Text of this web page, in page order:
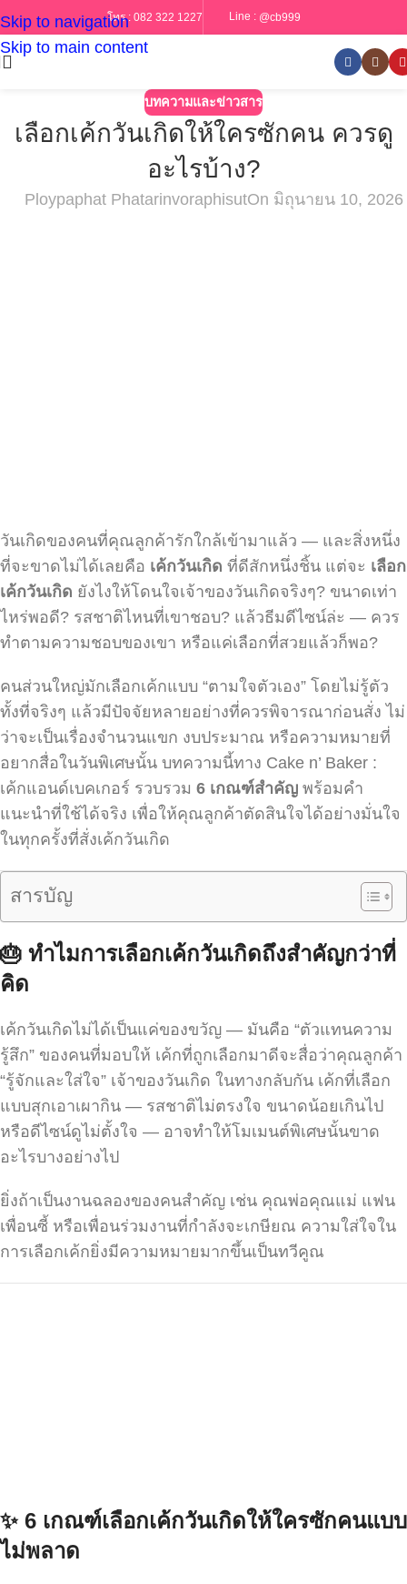
Skip to navigation
Skip to main content
โทร : 082 322 1227 Line : @cb999
บทความและข่าวสาร
เลือกเค้กวันเกิดให้ใครซักคน ควรดู
อะไรบ้าง?
Ploypaphat PhatarinvoraphisutOn มิถุนายน 10, 2026
วันเกิดของคนที่คุณลูกค้ารักใกล้เข้ามาแล้ว — และสิ่งหนึ่ง
ที่จะขาดไม่ได้เลยคือ เค้กวันเกิด ที่ดีสักหนึ่งชิ้น แต่จะ เลือก
เค้กวันเกิด ยังไงให้โดนใจเจ้าของวันเกิดจริงๆ? ขนาดเท่า
ไหร่พอดี? รสชาติไหนที่เขาชอบ? แล้วธีมดีไซน์ล่ะ — ควร
ทำตามความชอบของเขา หรือแค่เลือกที่สวยแล้วก็พอ?
คนส่วนใหญ่มักเลือกเค้กแบบ “ตามใจตัวเอง” โดยไม่รู้ตัว
ทั้งที่จริงๆ แล้วมีปัจจัยหลายอย่างที่ควรพิจารณาก่อนสั่ง ไม่
ว่าจะเป็นเรื่องจำนวนแขก งบประมาณ หรือความหมายที่
อยากสื่อในวันพิเศษนั้น บทความนี้ทาง Cake n’ Baker :
เค้กแอนด์เบคเกอร์ รวบรวม 6 เกณฑ์สำคัญ พร้อมคำ
แนะนำที่ใช้ได้จริง เพื่อให้คุณลูกค้าตัดสินใจได้อย่างมั่นใจ
ในทุกครั้งที่สั่งเค้กวันเกิด
สารบัญ
🎂 ทำไมการเลือกเค้กวันเกิดถึงสำคัญกว่าที่
คิด
เค้กวันเกิดไม่ได้เป็นแค่ของขวัญ — มันคือ “ตัวแทนความ
รู้สึก” ของคนที่มอบให้ เค้กที่ถูกเลือกมาดีจะสื่อว่าคุณลูกค้า
“รู้จักและใส่ใจ” เจ้าของวันเกิด ในทางกลับกัน เค้กที่เลือก
แบบสุกเอาเผากิน — รสชาติไม่ตรงใจ ขนาดน้อยเกินไป
หรือดีไซน์ดูไม่ตั้งใจ — อาจทำให้โมเมนต์พิเศษนั้นขาด
อะไรบางอย่างไป
ยิ่งถ้าเป็นงานฉลองของคนสำคัญ เช่น คุณพ่อคุณแม่ แฟน
เพื่อนซี้ หรือเพื่อนร่วมงานที่กำลังจะเกษียณ ความใส่ใจใน
การเลือกเค้กยิ่งมีความหมายมากขึ้นเป็นทวีคูณ
✨ 6 เกณฑ์เลือกเค้กวันเกิดให้ใครซักคนแบบ
ไม่พลาด